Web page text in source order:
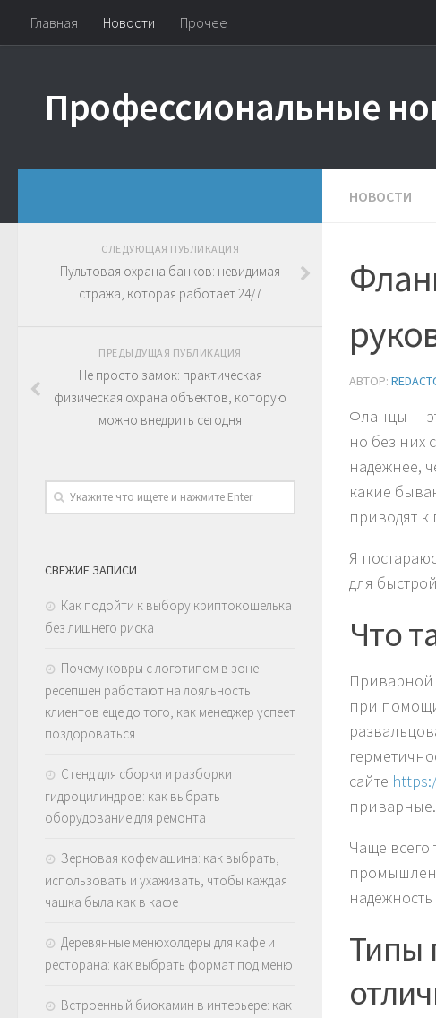
Главная Новости Прочее
Профессиональные
НОВОСТИ
АВТОР:
Фланцы —
но без них
надёжнее,
какие
приводят
Я
для
Что
Приварной
при
сайте
приварные.
Чаще
Типы
СЛЕДУЮЩАЯ ПУБЛИКАЦИЯ
Пультовая охрана банков: невидимая
стража, которая работает 24/7
ПРЕДЫДУЩАЯ ПУБЛИКАЦИЯ
Не просто замок: практическая
физическая охрана объектов, которую
можно внедрить сегодня
СВЕЖИЕ ЗАПИСИ
Как подойти к выбору криптокошелька
без лишнего риска
Почему ковры с логотипом в зоне
ресепшен работают на лояльность
клиентов еще до того, как менеджер успеет
поздороваться
Стенд для сборки и разборки
гидроцилиндров: как выбрать
оборудование для ремонта
Зерновая кофемашина: как выбрать,
использовать и ухаживать, чтобы каждая
чашка была как в кафе
Деревянные менюхолдеры для кафе и
ресторана: как выбрать формат под меню
Встроенный биокамин в интерьере: как